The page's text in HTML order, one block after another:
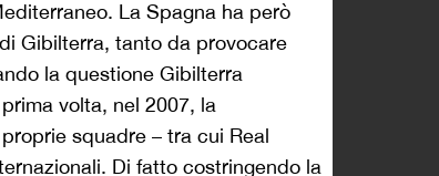
La Spagna ha però
Gibilterra, tanto da provocare
la questione Gibilterra
volta, nel 2007, la
squadre – tra cui Real
Di fatto costringendo la